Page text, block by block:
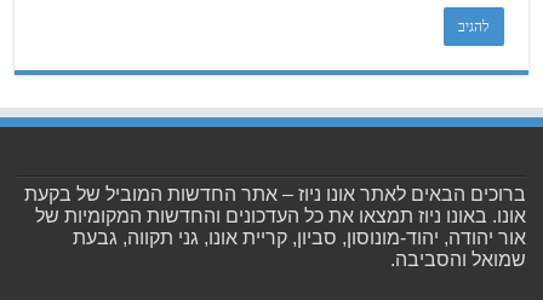
ברוכים הבאים לאתר אונו ניוז – אתר החדשות המוביל של בקעת
אונו. באונו ניוז תמצאו את כל העדכונים והחדשות המקומיות של
אור יהודה, יהוד-מונוסון, סביון, קריית אונו, גני תקווה, גבעת
שמואל והסביבה.